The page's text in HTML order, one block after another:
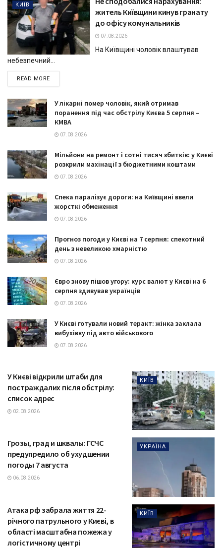
КИЇВ
житель Київщини кинув гранату
до офісу комунальників
07.08.2026
На Київщині чоловік влаштував
небезпечний...
READ MOREDETAILS
У лікарні помер чоловік, який отримав
поранення під час обстрілу Києва 5 серпня –
КМВА
07.08.2026
Мільйони на ремонт і сотні тисяч збитків: у Києві
розкрили махінації з бюджетними коштами
07.08.2026
Спека паралізує дороги: на Київщині ввели
жорсткі обмеження
07.08.2026
Прогноз погоди у Києві на 7 серпня: спекотний
день з невеликою хмарністю
07.08.2026
Євро знову пішов угору: курс валют у Києві на 6
серпня здивував українців
07.08.2026
У Києві готували новий теракт: жінка заклала
вибухівку під авто військового
07.08.2026
КИЇВ
У Києві відкрили штаби для
постраждалих після обстрілу:
список адрес
02.08.2026
УКРАЇНА
Грозы, град и шквалы: ГСЧС
предупредило об ухудшении
погоды 7 августа
06.08.2026
КИЇВ
Атака рф забрала життя 22-
річного патрульного у Києві, в
області масштабна пожежа у
логістичному центрі